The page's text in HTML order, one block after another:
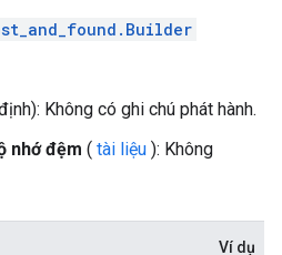
Không có ghi chú phát hành.
nhớ đệm ( tài liệu ): Không
Ví dụ